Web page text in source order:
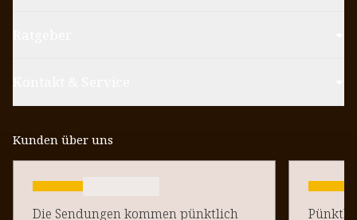
Kunden über uns
Die Sendungen kommen pünktlich
Pünktlich